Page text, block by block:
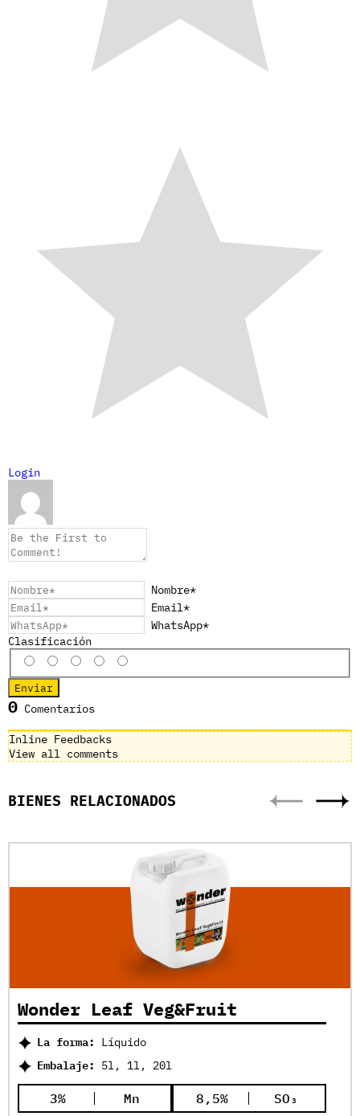
Login
Nombre*
Email*
WhatsApp*
Clasificación
0 Comentarios
Inline Feedbacks
View all comments
BIENES RELACIONADOS
Wonder Leaf Veg&Fruit
La forma:
Líquido
Embalaje:
5l, 1l, 20l
3% Mn 8,5% SO₃